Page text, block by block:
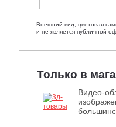
Внешний вид, цветовая
и не является публичной
Только в
Видео-